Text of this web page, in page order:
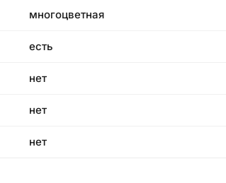
многоцветная
есть
нет
нет
нет